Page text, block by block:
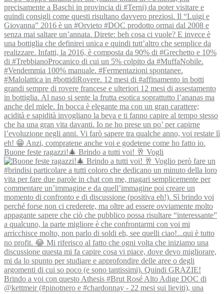
Buone feste ragazzi!🎄 Brindo a tutti voi! 🥂 Vogli